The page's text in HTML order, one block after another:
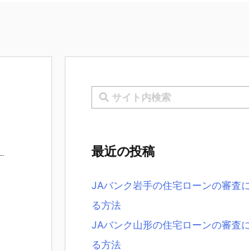
最近の投稿
JAバンク岩手の住宅ローンの審査
る方法
JAバンク山形の住宅ローンの審査
る方法